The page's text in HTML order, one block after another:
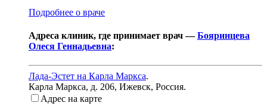
Подробнее о враче
Адреса клиник, где принимает врач —Бояринцева
Олеся Геннадьевна:
Лада-Эстет на Карла Маркса.
Карла Маркса, д. 206, Ижевск, Россия.
Адрес на карте